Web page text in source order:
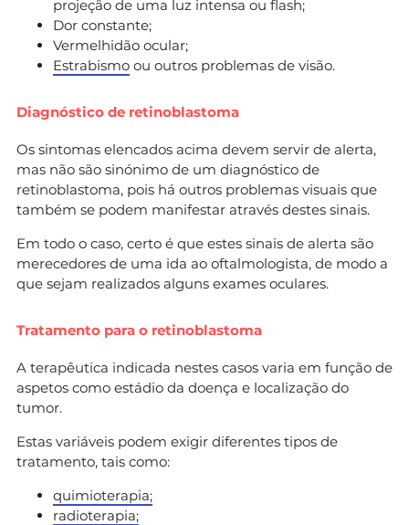
projeção de uma luz intensa ou flash;
Dor constante;
Vermelhidão ocular;
Estrabismo ou outros problemas de visão.
Diagnóstico de retinoblastoma
Os sintomas elencados acima devem servir de alerta,
mas não são sinónimo de um diagnóstico de
retinoblastoma, pois há outros problemas visuais que
também se podem manifestar através destes sinais.
Em todo o caso, certo é que estes sinais de alerta são
merecedores de uma ida ao oftalmologista, de modo a
que sejam realizados alguns exames oculares.
Tratamento para o retinoblastoma
A terapêutica indicada nestes casos varia em função de
aspetos como estádio da doença e localização do
tumor.
Estas variáveis podem exigir diferentes tipos de
tratamento, tais como:
quimioterapia;
radioterapia;